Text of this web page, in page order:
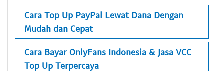
Cara Top Up PayPal Lewat Dana Dengan
Mudah dan Cepat
Cara Bayar OnlyFans Indonesia & Jasa VCC
Top Up Terpercaya